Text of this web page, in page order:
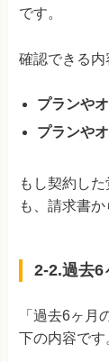
です。
確認できる内
プランや
プランや
もし契約し
も、請求書
2-2.過去6
「過去6ヶ月
下の内容です